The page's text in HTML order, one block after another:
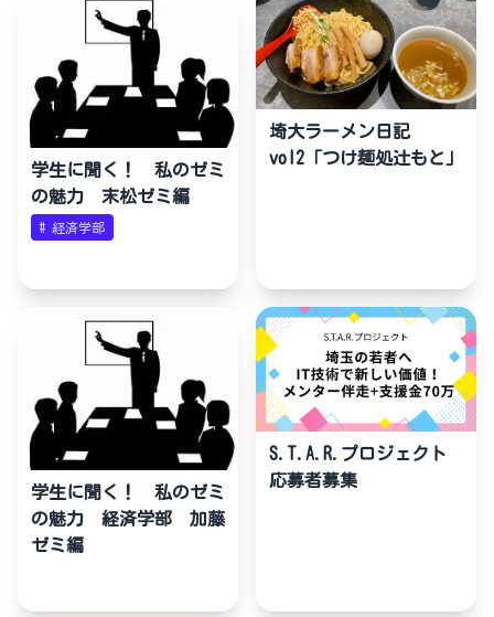
学生に聞く！ 私のゼミ
の魅力 末松ゼミ編
# 経済学部
埼大ラーメン日記
vol2「つけ麺処辻もと」
学生に聞く！ 私のゼミ
の魅力 経済学部 加藤
ゼミ編
S.T.A.R.プロジェクト
応募者募集